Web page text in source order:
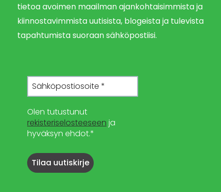
tietoa avoimen maailman ajankohtaisimmista ja
kiinnostavimmista uutisista, blogeista ja tulevista
tapahtumista suoraan sähköpostiisi.
Olen tutustunut
rekisteriselosteeseen ja
hyväksyn ehdot.*